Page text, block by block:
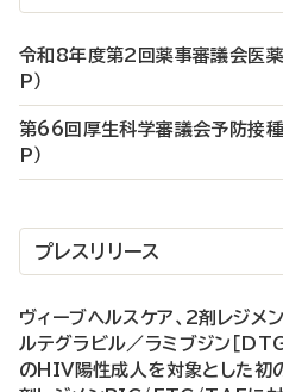
令和8年度第2回薬事審議会医
P）
第66回厚生科学審議会予防接種
P）
プレスリリース
ヴィーブヘルスケア、2剤レジメ
ルテグラビル／ラミブジン［
のHIV陽性成人を対象とした初